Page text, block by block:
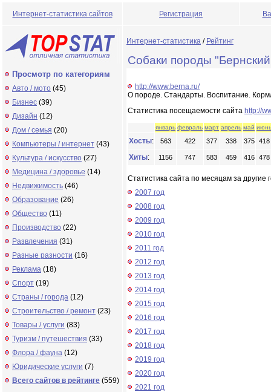
Интернет-статистика сайтов Регистрация
Просмотр по категориям
Авто / мото (45)
Бизнес (39)
Дизайн (12)
Дом / семья (20)
Компьютеры / интернет (43)
Культура / искусство (27)
Медицина / здоровье (14)
Недвижимость (46)
Образование (26)
Общество (11)
Производство (22)
Развлечения (31)
Разные разности (16)
Реклама (18)
Спорт (19)
Страны / города (12)
Строительство / ремонт (23)
Товары / услуги (83)
Туризм / путешествия (33)
Флора / фауна (12)
Юридические услуги (7)
Всего сайтов в рейтинге (559)
Интернет-статистика / Рейтинг
Собаки породы
http://www.berna.ru/
О породе. Стандарты. Воспитание.
Статистика посещаемости сайта http://
январь февраль март апрель май июнь
Хосты: 563 422 377 338 375 418
Хиты: 1156 747 583 459 416 478
Статистика сайта по месяцам за другие
2007 год
2008 год
2009 год
2010 год
2011 год
2012 год
2013 год
2014 год
2015 год
2016 год
2017 год
2018 год
2019 год
2020 год
2021 год